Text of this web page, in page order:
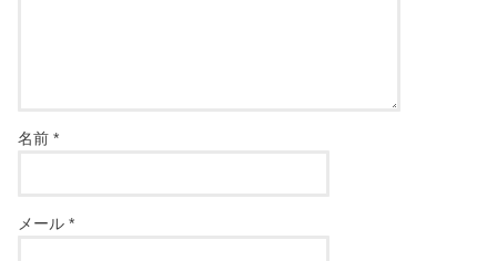
名前*
メール*